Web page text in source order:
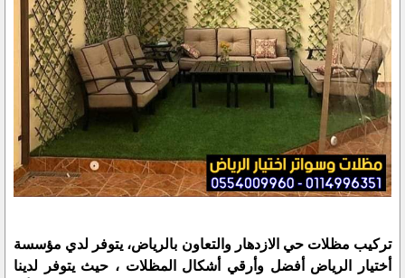
تركيب مظلات حي الازدهار والتعاون بالرياض، يتوفر لدي مؤسسة
أختيار الرياض أفضل وأرقي أشكال المظلات ، حيث يتوفر لدينا